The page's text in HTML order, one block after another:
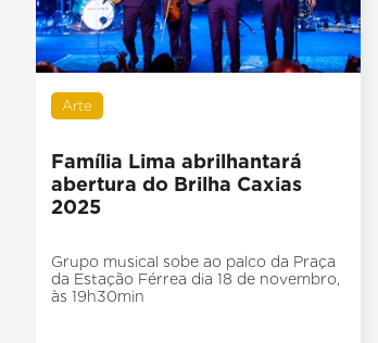
Arte
Família Lima abrilhantará
abertura do Brilha Caxias
2025
Grupo musical sobe ao palco da Praça
da Estação Férrea dia 18 de novembro,
às 19h30min